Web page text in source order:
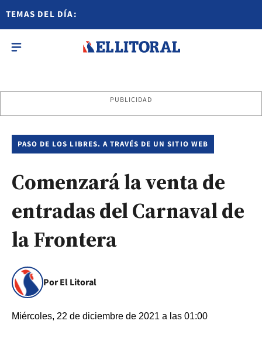
TEMAS DEL DÍA:
PUBLICIDAD
PASO DE LOS LIBRES. A TRAVÉS DE UN SITIO WEB
Comenzará la venta de
entradas del Carnaval de
la Frontera
Por El Litoral
Miércoles, 22 de diciembre de 2021 a las 01:00